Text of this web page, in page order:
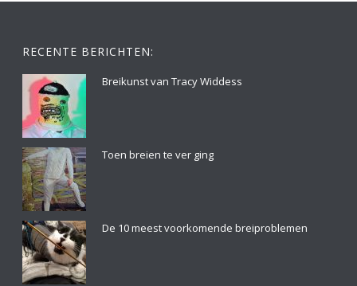
RECENTE BERICHTEN:
Breikunst van Tracy Widdess
Toen breien te ver ging
De 10 meest voorkomende breiproblemen